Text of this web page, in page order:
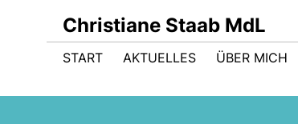
Christiane Staab MdL
START AKTUELLES ÜBER MICH